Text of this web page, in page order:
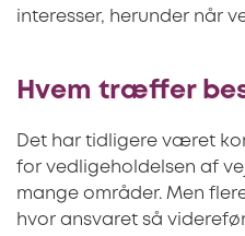
interesser, herunder når
Hvem træffer
Det har tidligere været
for vedligeholdelsen af
mange områder. Men
hvor ansvaret så